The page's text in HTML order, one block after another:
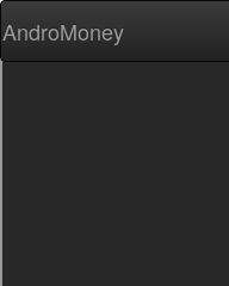
AndroMoney